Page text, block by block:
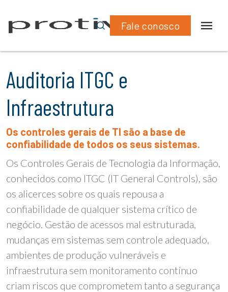
Fale conosco
Auditoria ITGC e
Infraestrutura
Os controles gerais de TI são a base de
confiabilidade de todos os seus sistemas.
Os Controles Gerais de Tecnologia da Informação,
conhecidos como ITGC (IT General Controls), são
os alicerces sobre os quais repousa a
confiabilidade de qualquer sistema crítico de
negócio. Gestão de acessos mal estruturada,
mudanças em sistemas sem controle adequado,
ambientes de produção vulneráveis e
infraestrutura sem monitoramento contínuo
criam riscos que comprometem tanto a segurança